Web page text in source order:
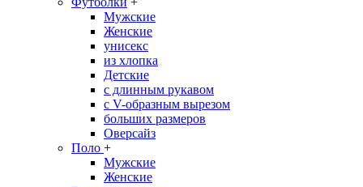
Мужские
Женские
унисекс
из хлопка
Детские
с длинным рукавом
с V-образным вырезом
больших размеров
Оверсайз
Поло +
Мужские
Женские